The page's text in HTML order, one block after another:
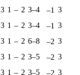
3 1 – 2 3–4 –1 3
3 1 – 2 3–4 –1 3
3 1 – 2 6–8 –2 3
3 1 – 2 3–5 –2 3
3 1 – 2 3–5 –2 3